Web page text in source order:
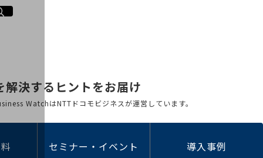
解決するヒントをお届け
WatchはNTTドコモビジネスが運営しています。
セミナー・イベント 導入事例